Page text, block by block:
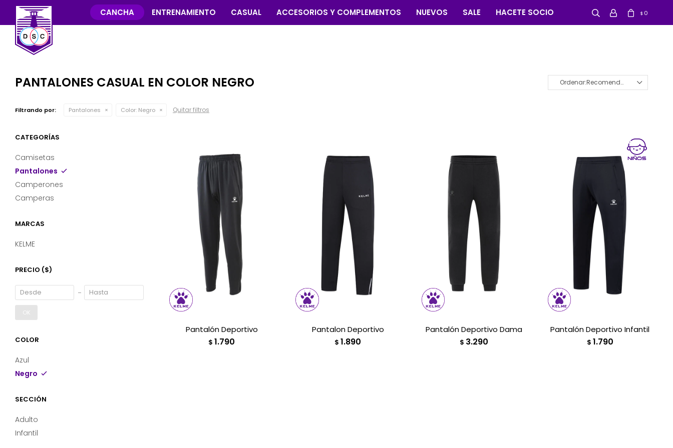
CANCHA ENTRENAMIENTO CASUAL ACCESORIOS Y COMPLEMENTOS NUEVOS SALE HACETE SOCIO $ 0
PANTALONES CASUAL EN COLOR NEGRO Recomendados
Filtrando por: Pantalones Color: Negro Quitar filtros
Pantalón Deportivo
$ 1.790
Pantalon Deportivo
$ 1.890
Pantalón Deportivo Dama
$ 3.290
Pantalón Deportivo Infantil
$ 1.790
CATEGORÍAS
Camisetas
Pantalones
Camperones
Camperas
MARCAS
KELME
PRECIO ($)
OK
COLOR
Azul
Negro
SECCIÓN
Adulto
Infantil